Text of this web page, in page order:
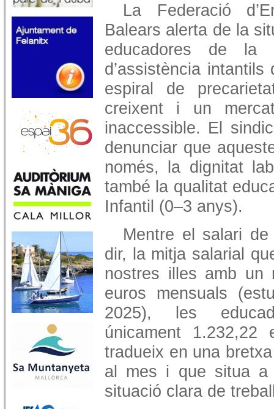
La Federació
Balears alerta de la
educadores de la
d’assistència
espiral de
creixent i un
inaccessible. El
denunciar que
només, la dignitat
també la qualitat
Infantil (0–3 anys).
Mentre el salari
dir, la mitja salarial
nostres illes amb un
euros mensuals
2025), les
únicament
tradueix en una
al mes i que situa a
situació clara de